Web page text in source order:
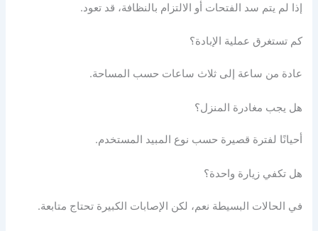
إذا لم يتم سد الفتحات أو الالتزام بالنظافة، قد تعود.
كم تستغرق عملية الإبادة؟
عادة من ساعة إلى ثلاث ساعات حسب المساحة.
هل يجب مغادرة المنزل؟
أحيانًا لفترة قصيرة حسب نوع المبيد المستخدم.
هل تكفي زيارة واحدة؟
في الحالات البسيطة نعم، لكن الإصابات الكبيرة تحتاج متابعة.